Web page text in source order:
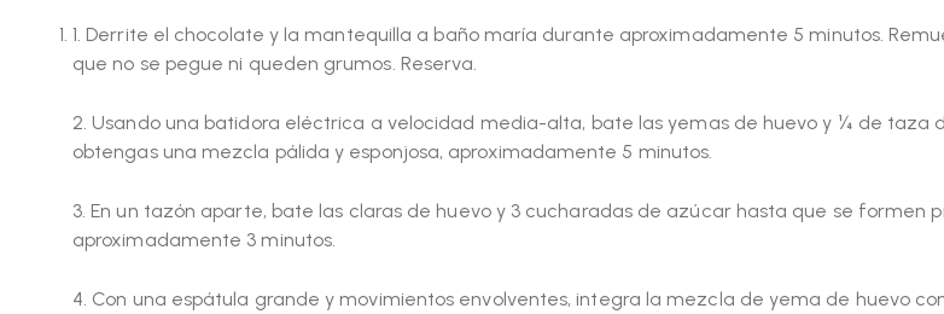
1. Derrite el chocolate y la mantequilla a baño maría durante aproximadamente 5 minutos.
que no se pegue ni queden grumos. Reserva.
2. Usando una batidora eléctrica a velocidad media-alta, bate las yemas de huevo y ¼ de taza
obtengas una mezcla pálida y esponjosa, aproximadamente 5 minutos.
3. En un tazón aparte, bate las claras de huevo y 3 cucharadas de azúcar hasta que se formen
aproximadamente 3 minutos.
4. Con una espátula grande y movimientos envolventes, integra la mezcla de yema de huevo